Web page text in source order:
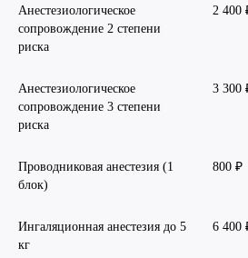
Анестезиологическое
сопровождение 2 степени
риска
2 400
Анестезиологическое
сопровождение 3 степени
риска
3 300
Проводниковая анестезия (1
блок)
800 ₽
Ингаляционная анестезия до 5
кг
6 400